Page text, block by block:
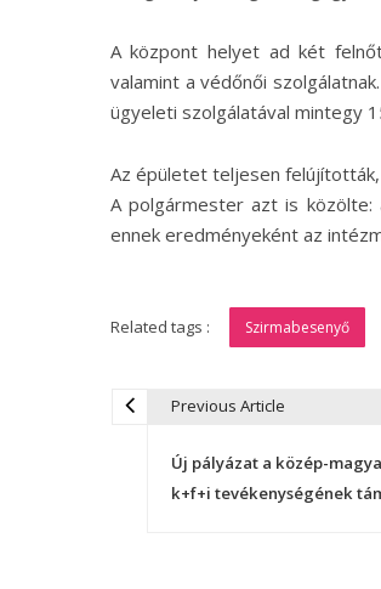
A központ helyet ad két
valamint a védőnői
ügyeleti szolgálatával mintegy
Az épületet teljesen
A polgármester azt is közölte:
ennek eredményeként az
Related tags : Szirmabesenyő
Previous Article
Új pályázat a közép-
k+f+i tevékenységének